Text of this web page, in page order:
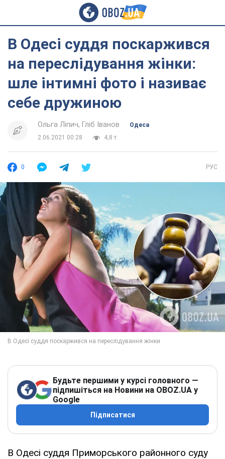
В Одесі суддя поскаржився
на переслідування жінки:
шле інтимні фото і називає
себе дружиною
Ольга Ліпич Гліб Іванов
Одеса
2.06.2021 00:28
4,8 т.
0 РУС
Будьте першими у курсі головного —
підпишіться на Новини на OBOZ.UA у
Google
Підписатися
В Одесі суддя Приморського районного суду